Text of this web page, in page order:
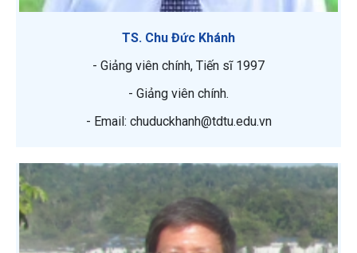
TS. Chu Đức Khánh
- Giảng viên chính, Tiến sĩ 1997
- Giảng viên chính.
- Email: chuduckhanh@tdtu.edu.vn